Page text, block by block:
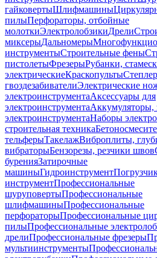
гайковертыШлифмашины
пилыПерфораторы, отбойные
молоткиЭлектролобзикиДрели
миксерыДальномеры
инструментыСтроительные фены
пистолетыФрезерыРубанки,
электрическиеКраскопульты
гвоздезабивателиЭлектрические
электроинструментаАксессуары для
электроинструментаАккумуляторы,
электроинструментаНаборы
строительная техника
тельферыТакелажВиброплиты,
вибраторыБензорезы, резчики швов
буренияЗатирочные
машиныГидроинструмент
инструментПрофессиональные
шуруповертыПрофессиональные
шлифмашиныПрофессиональные
перфораторыПрофессиональные
пилыПрофессиональные
дрелиПрофессиональные фрезеры
мультиинструменты